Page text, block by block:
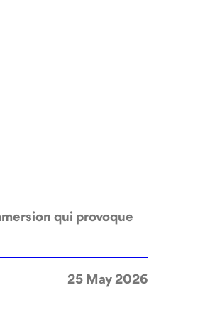
qui provoque
25 May 2026